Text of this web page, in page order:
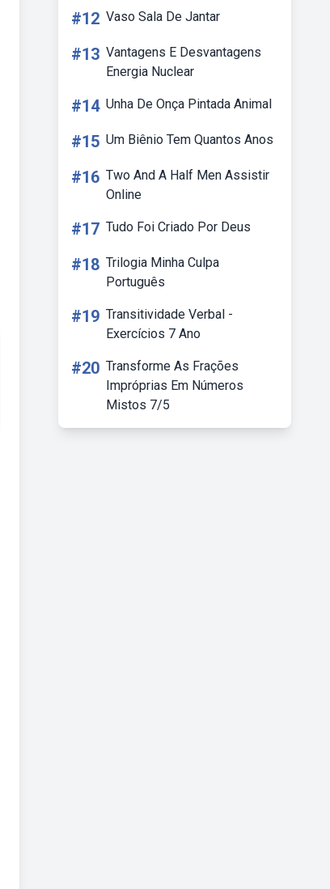
#12 Vaso Sala De Jantar
#13 Vantagens E Desvantagens
Energia Nuclear
#14 Unha De Onça Pintada Animal
#15 Um Biênio Tem Quantos Anos
#16 Two And A Half Men Assistir
Online
#17 Tudo Foi Criado Por Deus
#18 Trilogia Minha Culpa
Português
#19 Transitividade Verbal -
Exercícios 7 Ano
#20 Transforme As Frações
Impróprias Em Números
Mistos 7/5